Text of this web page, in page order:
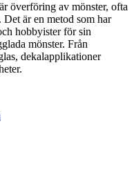
överföring av mönster, ofta
är en metod som har
hobbyister för sin
mönster. Från
dekalapplikationer